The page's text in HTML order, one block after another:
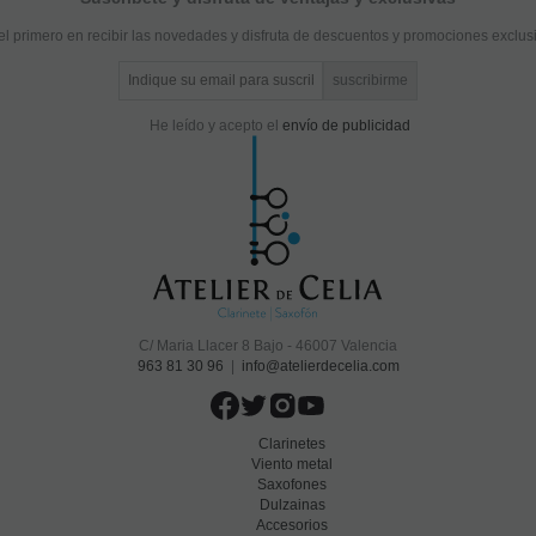
primero en recibir las novedades y disfruta de descuentos y promociones
He leído y acepto el envío de publicidad
C/ Maria Llacer 8 Bajo - 46007 Valencia
963 81 30 96
info@atelierdecelia.com
Clarinetes
Viento metal
Saxofones
Dulzainas
Accesorios